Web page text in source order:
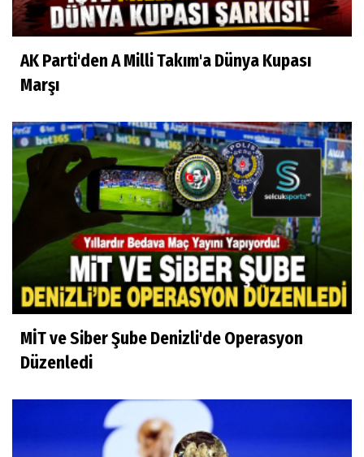
AK Parti'den A Milli Takım'a Dünya Kupası
Marşı
MİT ve Siber Şube Denizli'de Operasyon
Düzenledi